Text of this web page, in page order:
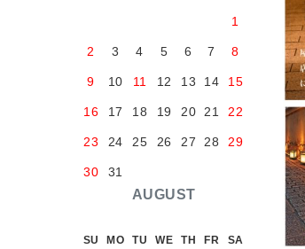
AUGUST
1
2 3 4 5 6 7 8
9 10 11 12 13 14 15
16 17 18 19 20 21 22
23 24 25 26 27 28 29
30 31
SU MO TU WE TH FR SA